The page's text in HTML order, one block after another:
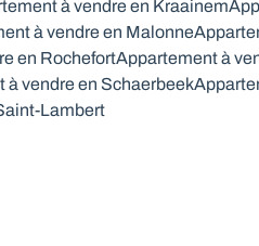
à vendre en Kraainem
à vendre en Malonne
en RochefortAppartement à
à vendre en Schaerbeek
Lambert